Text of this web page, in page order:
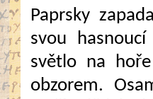
Paprsky
svou
světlo na
obzorem.